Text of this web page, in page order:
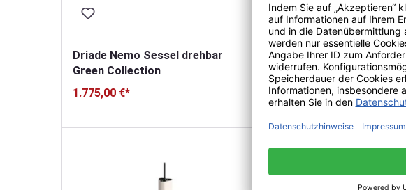
Driade Nemo Sessel drehbar
Green Collection
1.775,00 €*
Driade Pip-e Stuhl Green
Collection
170,00 €*